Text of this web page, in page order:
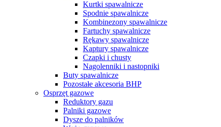
Kurtki spawalnicze
Spodnie spawalnicze
Kombinezony spawalnicze
Fartuchy spawalnicze
Rękawy spawalnicze
Kaptury spawalnicze
Czapki i chusty
Nagolenniki i nastopniki
Buty spawalnicze
Pozostałe akcesoria BHP
Osprzęt gazowe
Reduktory gazu
Palniki gazowe
Dysze do palników